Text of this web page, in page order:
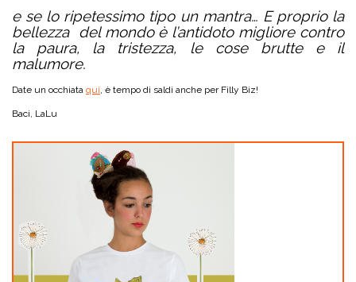
e se lo ripetessimo tipo un mantra… E proprio la
bellezza del mondo è l’antidoto migliore contro
la paura, la tristezza, le cose brutte e il
malumore.
Date un occhiata qui, è tempo di saldi anche per Filly Biz!
Baci, LaLu